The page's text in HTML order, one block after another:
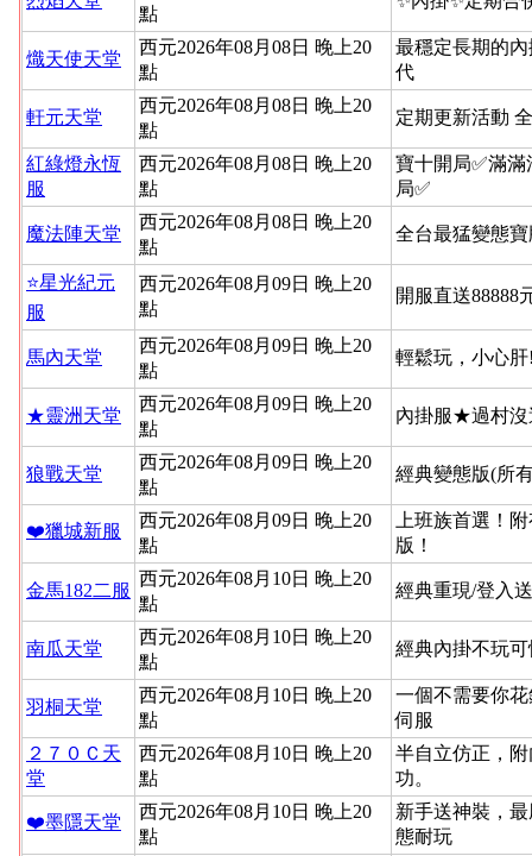
點
熾天使天堂
西元2026年08月08日 晚上20
點
最穩定長期的
代
軒元天堂
西元2026年08月08日 晚上20
點
定期更新活動
紅綠燈永恆
服
西元2026年08月08日 晚上20
點
寶十開局✅滿滿
局✅
魔法陣天堂
西元2026年08月08日 晚上20
點
全台最猛變態寶
⭐星光紀元
服
西元2026年08月09日 晚上20
點
開服直送88888
馬內天堂
西元2026年08月09日 晚上20
點
輕鬆玩，小心
★靈洲天堂
西元2026年08月09日 晚上20
點
內掛服★過村
狼戰天堂
西元2026年08月09日 晚上20
點
經典變態版(所
❤️獵城新服
西元2026年08月09日 晚上20
點
上班族首選！
版！
金馬182二服
西元2026年08月10日 晚上20
點
經典重現/登入
南瓜天堂
西元2026年08月10日 晚上20
點
經典內掛不玩
羽桐天堂
西元2026年08月10日 晚上20
點
一個不需要你
伺服
２７０Ｃ天
堂
西元2026年08月10日 晚上20
點
半自立仿正，
功。
❤️墨隱天堂
西元2026年08月10日 晚上20
點
新手送神裝，
態耐玩